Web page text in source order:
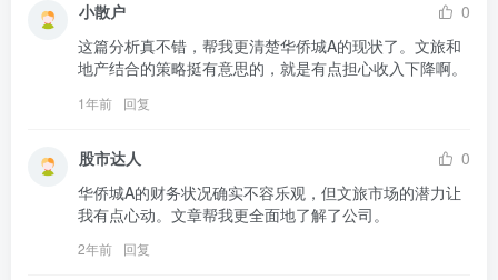
小散户
0
这篇分析真不错，帮我更清楚华侨城A的现状了。文旅和
地产结合的策略挺有意思的，就是有点担心收入下降啊。
1年前 回复
股市达人
0
华侨城A的财务状况确实不容乐观，但文旅市场的潜力让
我有点心动。文章帮我更全面地了解了公司。
2年前 回复